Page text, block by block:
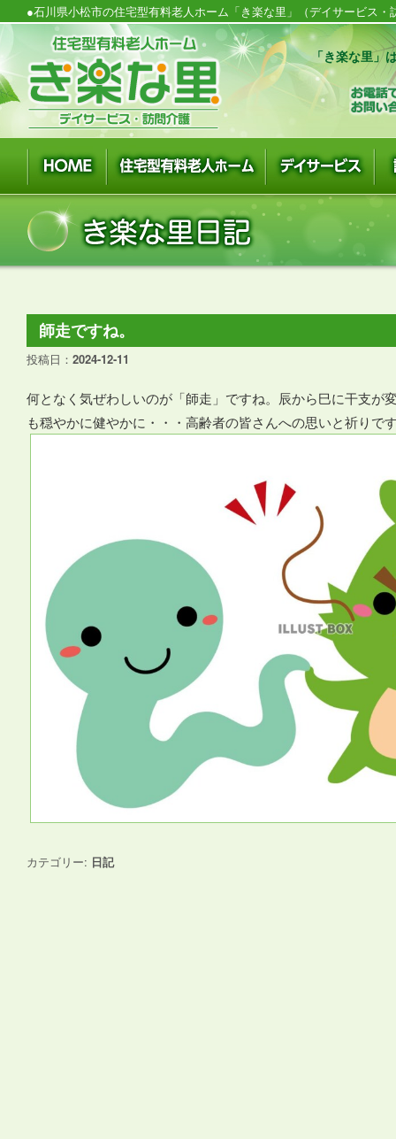
●石川県小松市の住宅型有料老人ホーム「き楽な里」（デイサービス
「き楽な里」
師走ですね。
投稿日： 2024-12-11
何となく気ぜわしいのが「師走」ですね。辰から巳に干支が
も穏やかに健やかに・・・高齢者の皆さんへの思いと祈りで
カテゴリー: 日記